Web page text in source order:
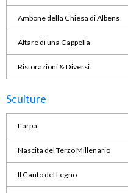
Ambone della Chiesa di Albens
Altare di una Cappella
Ristorazioni & Diversi
Sculture
L’arpa
Nascita del Terzo Millenario
Il Canto del Legno